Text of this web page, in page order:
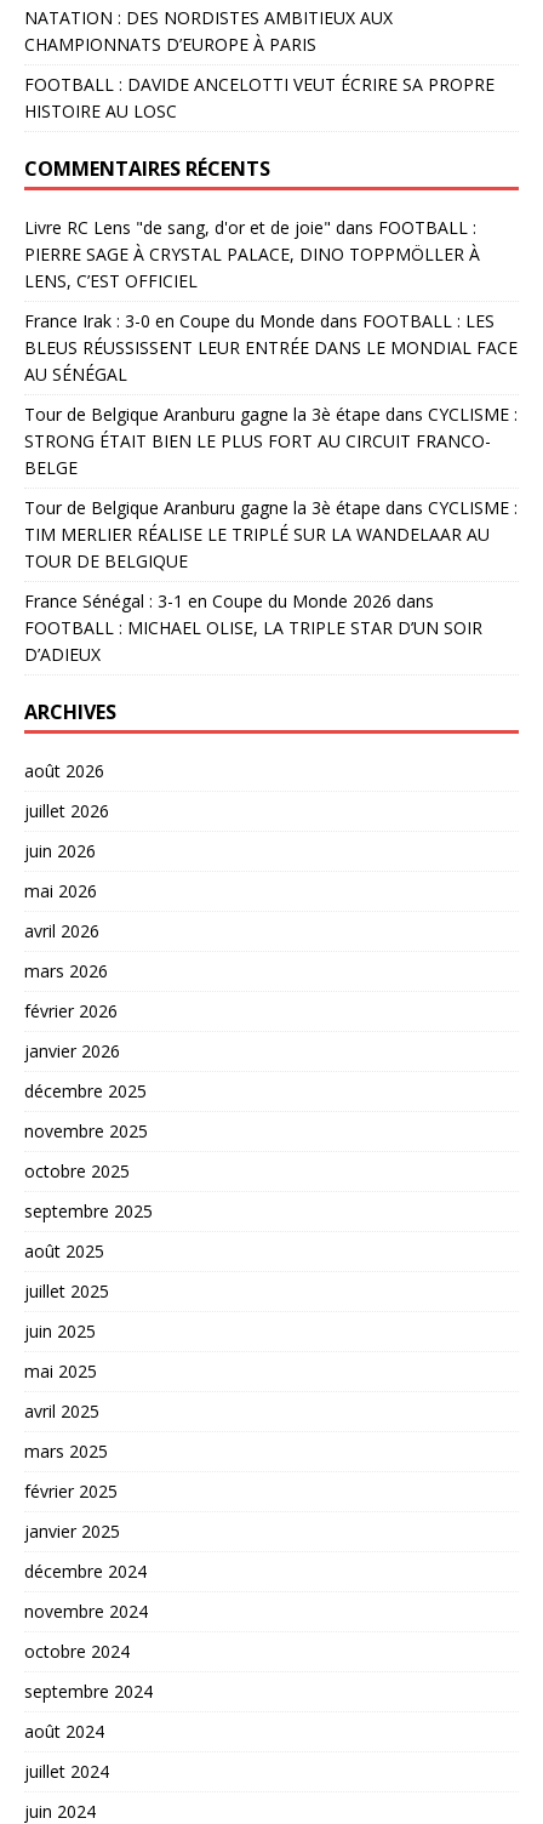
NATATION : DES NORDISTES AMBITIEUX AUX
CHAMPIONNATS D’EUROPE À PARIS
FOOTBALL : DAVIDE ANCELOTTI VEUT ÉCRIRE SA PROPRE
HISTOIRE AU LOSC
COMMENTAIRES RÉCENTS
Livre RC Lens "de sang, d'or et de joie" dans FOOTBALL :
PIERRE SAGE À CRYSTAL PALACE, DINO TOPPMÖLLER À
LENS, C’EST OFFICIEL
France Irak : 3-0 en Coupe du Monde dans FOOTBALL : LES
BLEUS RÉUSSISSENT LEUR ENTRÉE DANS LE MONDIAL FACE
AU SÉNÉGAL
Tour de Belgique Aranburu gagne la 3è étape dans CYCLISME :
STRONG ÉTAIT BIEN LE PLUS FORT AU CIRCUIT FRANCO-
BELGE
Tour de Belgique Aranburu gagne la 3è étape dans CYCLISME :
TIM MERLIER RÉALISE LE TRIPLÉ SUR LA WANDELAAR AU
TOUR DE BELGIQUE
France Sénégal : 3-1 en Coupe du Monde 2026 dans
FOOTBALL : MICHAEL OLISE, LA TRIPLE STAR D’UN SOIR
D’ADIEUX
ARCHIVES
août 2026
juillet 2026
juin 2026
mai 2026
avril 2026
mars 2026
février 2026
janvier 2026
décembre 2025
novembre 2025
octobre 2025
septembre 2025
août 2025
juillet 2025
juin 2025
mai 2025
avril 2025
mars 2025
février 2025
janvier 2025
décembre 2024
novembre 2024
octobre 2024
septembre 2024
août 2024
juillet 2024
juin 2024